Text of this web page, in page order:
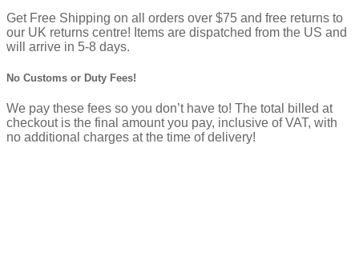
Get Free Shipping on all orders over $75 and free returns to
our UK returns centre! Items are dispatched from the US and
will arrive in 5-8 days.
No Customs or Duty Fees!
We pay these fees so you don’t have to! The total billed at
checkout is the final amount you pay, inclusive of VAT, with
no additional charges at the time of delivery!